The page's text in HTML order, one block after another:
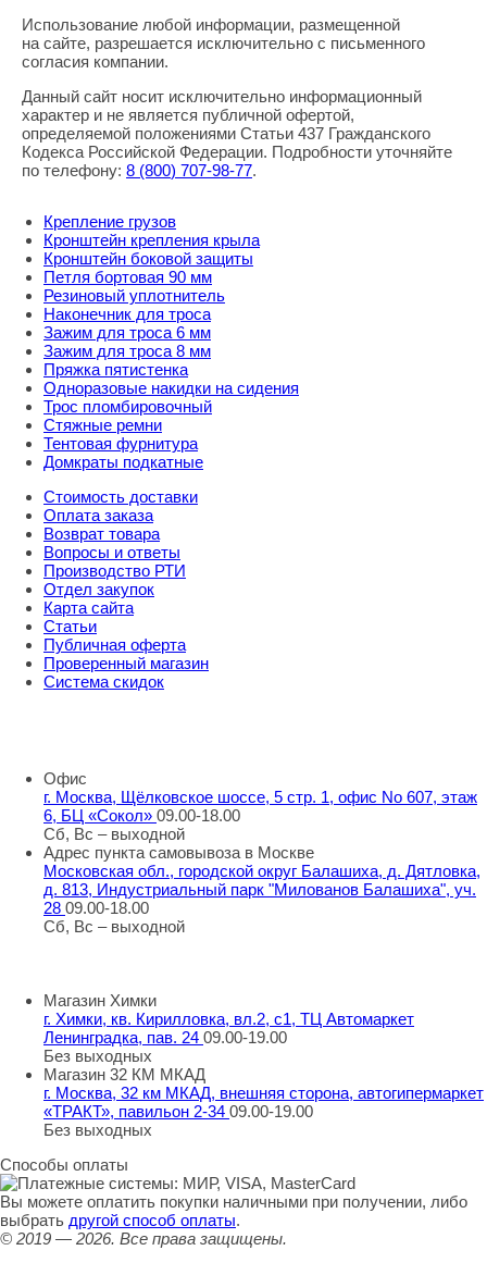
Правовая информация
Использование любой информации, размещенной
на сайте, разрешается исключительно с письменного
согласия компании.
Данный сайт носит исключительно информационный
характер и не является публичной офертой,
определяемой положениями Статьи 437 Гражданского
Кодекса Российской Федерации. Подробности уточняйте
по телефону: 8 (800) 707-98-77.
Крепление грузов
Кронштейн крепления крыла
Кронштейн боковой защиты
Петля бортовая 90 мм
Резиновый уплотнитель
Наконечник для троса
Зажим для троса 6 мм
Зажим для троса 8 мм
Пряжка пятистенка
Одноразовые накидки на сидения
Трос пломбировочный
Стяжные ремни
Тентовая фурнитура
Домкраты подкатные
Стоимость доставки
Оплата заказа
Возврат товара
Вопросы и ответы
Производство РТИ
Отдел закупок
Карта сайта
Статьи
Публичная оферта
Проверенный магазин
Система скидок
Офис
г. Москва, Щёлковское шоссе, 5 стр. 1, офис No 607, этаж
6, БЦ «Сокол» 09.00-18.00
Сб, Вс – выходной
Адрес пункта самовывоза в Москве
Московская обл., городской округ Балашиха, д. Дятловка,
д. 813, Индустриальный парк "Милованов Балашиха", уч.
28 09.00-18.00
Сб, Вс – выходной
Магазин Химки
г. Химки, кв. Кирилловка, вл.2, с1, ТЦ Автомаркет
Ленинградка, пав. 24 09.00-19.00
Без выходных
Магазин 32 КМ МКАД
г. Москва, 32 км МКАД, внешняя сторона, автогипермаркет
«ТРАКТ», павильон 2-34 09.00-19.00
Без выходных
Способы оплаты
Вы можете оплатить покупки наличными при получении, либо
выбрать другой способ оплаты.
© 2019 — 2026. Все права защищены.